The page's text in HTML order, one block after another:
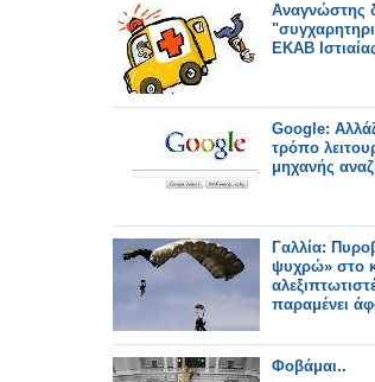
Αναγνώστης
ΕΚΑΒ
Google:
τρόπο
μηχανής
Γαλλία:
ψυχρώ» στο
παραμένει
Φοβάμαι..